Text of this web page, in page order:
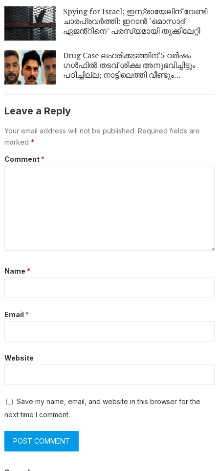
Spying for Israel; ഇസ്രായേലിന് വേണ്ടി
ചാരപ്രവർത്തി: ഇറാൻ ‘മൊസാദ്
ഏജൻ്റിനെ’ പരസ്യമായി തൂക്കിലേറ്റി
Drug Case ലഹരിക്കടത്തിന് 5 വർഷം
ഗൾഫിൽ തടവ് ശിക്ഷ അനുഭവിച്ചിട്ടും
പഠിച്ചില്ല; നാട്ടിലെത്തി വീണ്ടും
Leave a Reply
Your email address will not be published. Required fields are
marked *
Comment *
Name *
Email *
Website
Save my name, email, and website in this browser for the
next time I comment.